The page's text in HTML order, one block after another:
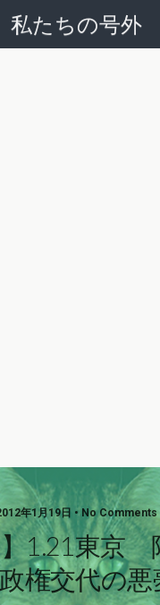
私たちの号外
年1月19日 • No Comments
】1.21東京
権交代の悪